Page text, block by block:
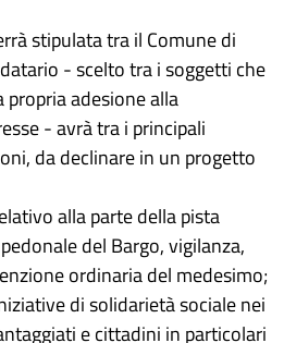
stipulata tra il Comune di
- scelto tra i soggetti che
adesione alla
- avrà tra i principali
da declinare in un progetto
alla parte della pista
del Bargo, vigilanza,
ordinaria del medesimo;
di solidarietà sociale nei
e cittadini in particolari